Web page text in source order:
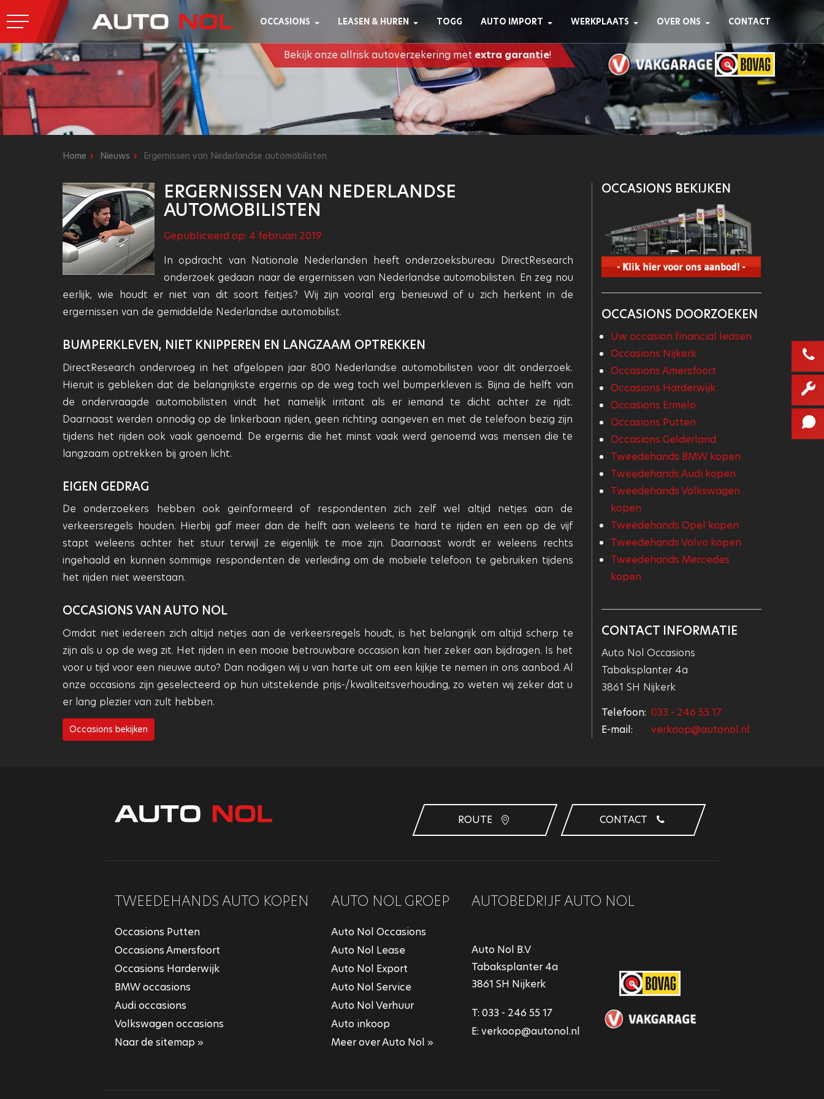
OCCASIONS LEASEN & HUREN TOGG AUTO IMPORT WERKPLAATS OVER ONS CONTACT
Bekijk onze allrisk autoverzekering met extra garantie!
Home Nieuws Ergernissen van Nederlandse automobilisten
ERGERNISSEN VAN NEDERLANDSE
AUTOMOBILISTEN
Gepubliceerd op: 4 februari 2019
In opdracht van Nationale Nederlanden heeft onderzoeksbureau DirectResearch
onderzoek gedaan naar de ergernissen van Nederlandse automobilisten. En zeg nou
eerlijk, wie houdt er niet van dit soort feitjes? Wij zijn vooral erg benieuwd of u zich herkent in de
ergernissen van de gemiddelde Nederlandse automobilist.
BUMPERKLEVEN, NIET KNIPPEREN EN LANGZAAM OPTREKKEN
DirectResearch ondervroeg in het afgelopen jaar 800 Nederlandse automobilisten voor dit onderzoek.
Hieruit is gebleken dat de belangrijkste ergernis op de weg toch wel bumperkleven is. Bijna de helft van
de ondervraagde automobilisten vindt het namelijk irritant als er iemand te dicht achter ze rijdt.
Daarnaast werden onnodig op de linkerbaan rijden, geen richting aangeven en met de telefoon bezig zijn
tijdens het rijden ook vaak genoemd. De ergernis die het minst vaak werd genoemd was mensen die te
langzaam optrekken bij groen licht.
EIGEN GEDRAG
De onderzoekers hebben ook geïnformeerd of respondenten zich zelf wel altijd netjes aan de
verkeersregels houden. Hierbij gaf meer dan de helft aan weleens te hard te rijden en een op de vijf
stapt weleens achter het stuur terwijl ze eigenlijk te moe zijn. Daarnaast wordt er weleens rechts
ingehaald en kunnen sommige respondenten de verleiding om de mobiele telefoon te gebruiken tijdens
het rijden niet weerstaan.
OCCASIONS VAN AUTO NOL
Omdat niet iedereen zich altijd netjes aan de verkeersregels houdt, is het belangrijk om altijd scherp te
zijn als u op de weg zit. Het rijden in een mooie betrouwbare occasion kan hier zeker aan bijdragen. Is het
voor u tijd voor een nieuwe auto? Dan nodigen wij u van harte uit om een kijkje te nemen in ons aanbod. Al
onze occasions zijn geselecteerd op hun uitstekende prijs-/kwaliteitsverhouding, zo weten wij zeker dat u
er lang plezier van zult hebben.
Occasions bekijken
OCCASIONS BEKIJKEN
OCCASIONS DOORZOEKEN
Uw occasion financial leasen
Occasions Nijkerk
Occasions Amersfoort
Occasions Harderwijk
Occasions Ermelo
Occasions Putten
Occasions Gelderland
Tweedehands BMW kopen
Tweedehands Audi kopen
Tweedehands Volkswagen
kopen
Tweedehands Opel kopen
Tweedehands Volvo kopen
Tweedehands Mercedes
kopen
CONTACT INFORMATIE
Auto Nol Occasions
Tabaksplanter 4a
3861 SH Nijkerk
Telefoon: 033 - 246 55 17
E-mail:
verkoop@autonol.nl
ROUTE CONTACT
TWEEDEHANDS AUTO KOPEN
Occasions Putten
Occasions Amersfoort
Occasions Harderwijk
BMW occasions
Audi occasions
Volkswagen occasions
Naar de sitemap »
AUTO NOL GROEP
Auto Nol Occasions
Auto Nol Lease
Auto Nol Export
Auto Nol Service
Auto Nol Verhuur
Auto inkoop
Meer over Auto Nol »
AUTOBEDRIJF AUTO NOL
Auto Nol B.V
Tabaksplanter 4a
3861 SH Nijkerk
T: 033 - 246 55 17
E: verkoop@autonol.nl